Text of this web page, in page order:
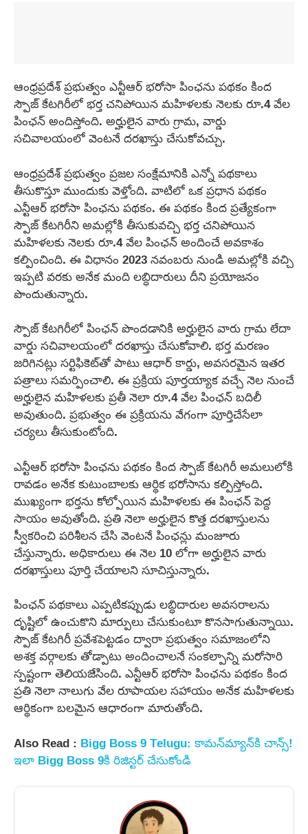
ఆంధ్రప్రదేశ్ ప్రభుత్వం ఎన్టీఆర్ భరోసా పింఛను పథకం కింద
స్పౌజ్ కేటగిరీలో భర్త చనిపోయిన మహిళలకు నెలకు రూ.4 వేల
పింఛన్‌ అందిస్తోంది. అర్హులైన వారు గ్రామ, వార్డు
సచివాలయంలో వెంటనే దరఖాస్తు చేసుకోవచ్చు.
ఆంధ్రప్రదేశ్ ప్రభుత్వం ప్రజల సంక్షేమానికి ఎన్నో పథకాలు
తీసుకొస్తూ ముందుకు వెళ్తోంది. వాటిలో ఒక ప్రధాన పథకం
ఎన్టీఆర్ భరోసా పింఛను పథకం. ఈ పథకం కింద ప్రత్యేకంగా
స్పౌజ్ కేటగిరీని అమల్లోకి తీసుకువచ్చి భర్త చనిపోయిన
మహిళలకు నెలకు రూ.4 వేల పింఛన్‌ అందించే అవకాశం
కల్పించింది. ఈ విధానం 2023 నవంబరు నుండి అమల్లోకి వచ్చి
ఇప్పటి వరకు అనేక మంది లబ్ధిదారులు దీని ప్రయోజనం
పొందుతున్నారు.
స్పౌజ్ కేటగిరీలో పింఛన్‌ పొందడానికి అర్హులైన వారు గ్రామ లేదా
వార్డు సచివాలయంలో దరఖాస్తు చేసుకోవాలి. భర్త మరణం
జరిగినట్లు సర్టిఫికెట్‌తో పాటు ఆధార్ కార్డు, అవసరమైన ఇతర
పత్రాలు సమర్పించాలి. ఈ ప్రక్రియ పూర్తయ్యాక వచ్చే నెల నుంచే
అర్హులైన మహిళలకు ప్రతీ నెలా రూ.4 వేల పింఛన్‌ బదిలీ
అవుతుంది. ప్రభుత్వం ఈ ప్రక్రియను వేగంగా పూర్తిచేసేలా
చర్యలు తీసుకుంటోంది.
ఎన్టీఆర్ భరోసా పింఛను పథకం కింద స్పౌజ్ కేటగిరీ అమలులోకి
రావడం అనేక కుటుంబాలకు ఆర్థిక భరోసాను కల్పిస్తోంది.
ముఖ్యంగా భర్తను కోల్పోయిన మహిళలకు ఈ పింఛన్‌ పెద్ద
సాయం అవుతోంది. ప్రతి నెలా అర్హులైన కొత్త దరఖాస్తులను
స్వీకరించి పరిశీలన చేసి వెంటనే పింఛన్లు మంజూరు
చేస్తున్నారు. అధికారులు ఈ నెల 10 లోగా అర్హులైన వారు
దరఖాస్తులు పూర్తి చేయాలని సూచిస్తున్నారు.
పింఛన్‌ పథకాలు ఎప్పటికప్పుడు లబ్ధిదారుల అవసరాలను
దృష్టిలో ఉంచుకొని మార్పులు చేసుకుంటూ కొనసాగుతున్నాయి.
స్పౌజ్ కేటగిరీ ప్రవేశపెట్టడం ద్వారా ప్రభుత్వం సమాజంలోని
అశక్త వర్గాలకు తోడ్పాటు అందించాలనే సంకల్పాన్ని మరోసారి
స్పష్టంగా తెలియజేసింది. ఎన్టీఆర్ భరోసా పింఛను పథకం కింద
ప్రతి నెలా నాలుగు వేల రూపాయల సహాయం అనేక మహిళలకు
ఆర్థికంగా బలమైన ఆధారంగా మారుతోంది.
Also Read : Bigg Boss 9 Telugu: కామన్‌మ్యాన్‌కి చాన్స్!
ఇలా Bigg Boss 9కి రిజిస్టర్ చేసుకోండి